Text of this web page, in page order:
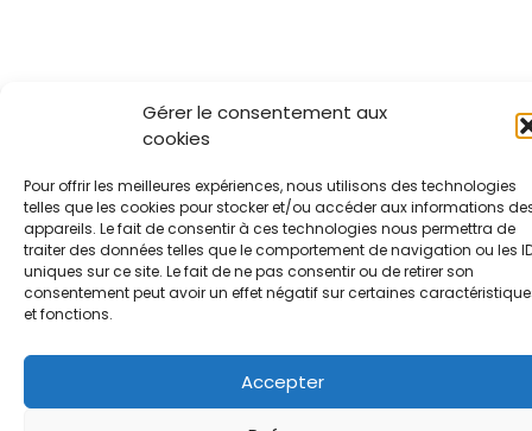
Gérer le consentement aux
cookies
Pour offrir les meilleures expériences, nous utilisons des technologies
telles que les cookies pour stocker et/ou accéder aux informations
appareils. Le fait de consentir à ces technologies nous permettra de
traiter des données telles que le comportement de navigation ou les
uniques sur ce site. Le fait de ne pas consentir ou de retirer son
consentement peut avoir un effet négatif sur certaines
et fonctions.
Accepter